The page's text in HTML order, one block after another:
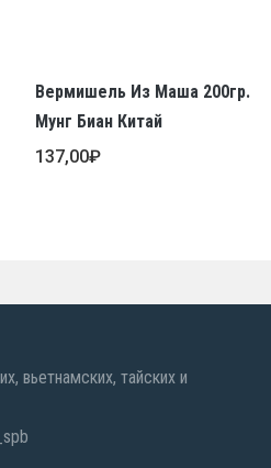
Вермишель Из Маша 200гр.
Мунг Биан Китай
137,00₽
вьетнамских, тайских и